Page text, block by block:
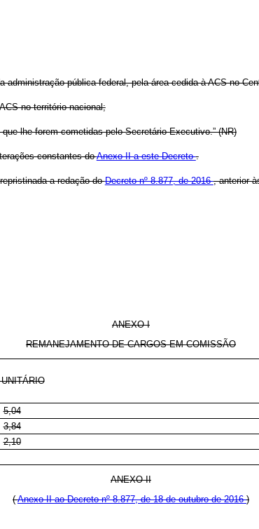
pública federal, pela área cedida à ACS no
no território nacional;
lhe forem cometidas pelo Secretário-Executivo.” (NR)
constantes doAnexo II a este Decreto.
a redação doDecreto nº 8.877, de 2016, anterior
ANEXO I
REMANEJAMENTO DE CARGOS EM COMISSÃO
5,04
3,84
2,10
ANEXO II
(Anexo II ao Decreto nº 8.877, de 18 de outubro de 2016)